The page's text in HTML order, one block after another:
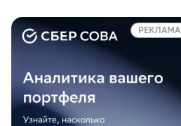
РЕКЛАМА